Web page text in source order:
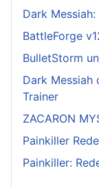
Dark
BattleForge
BulletStorm
Dark Messiah
Trainer
ZACARON
Painkiller
Painkiller: